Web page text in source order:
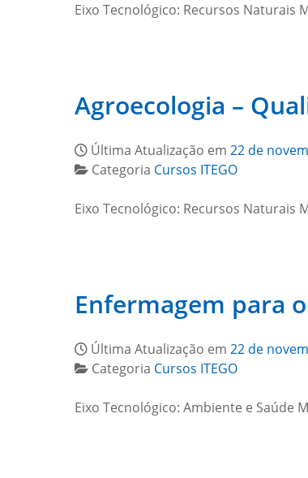
Eixo Tecnológico: Recursos Naturais
Agroecologia –
Última Atualização em 22 de
Categoria Cursos ITEGO
Eixo Tecnológico: Recursos Naturais
Enfermagem para
Última Atualização em 22 de
Categoria Cursos ITEGO
Eixo Tecnológico: Ambiente e Saúde